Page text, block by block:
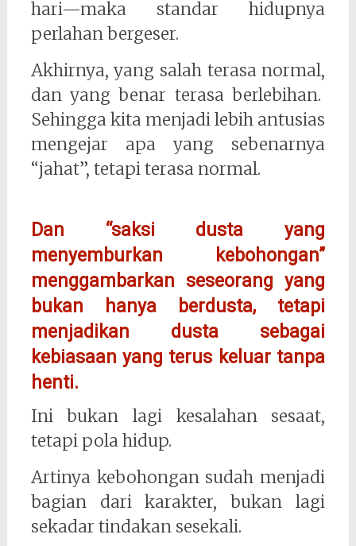
hari—maka standar hidupnya
perlahan bergeser.
Akhirnya, yang salah terasa normal,
dan yang benar terasa berlebihan.
Sehingga kita menjadi lebih antusias
mengejar apa yang sebenarnya
“jahat”, tetapi terasa normal.
Dan “saksi dusta yang
menyemburkan kebohongan”
menggambarkan seseorang yang
bukan hanya berdusta, tetapi
menjadikan dusta sebagai
kebiasaan yang terus keluar tanpa
henti.
Ini bukan lagi kesalahan sesaat,
tetapi pola hidup.
Artinya kebohongan sudah menjadi
bagian dari karakter, bukan lagi
sekadar tindakan sesekali.